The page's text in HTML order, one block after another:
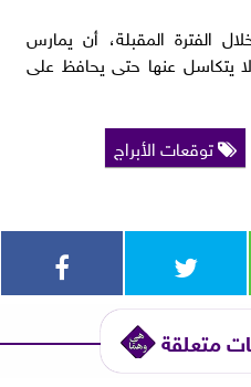
الفترة المقبلة، أن يمارس
يتكاسل عنها حتى يحافظ على
توقعات الأبراج
متعلقة